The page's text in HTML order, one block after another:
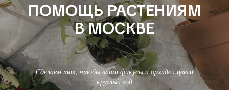
ПОМОЩЬ РАСТЕНИЯМ
В МОСКВЕ
Сделаем так, чтобы ваши фикусы и орхидеи цвели
круглый год